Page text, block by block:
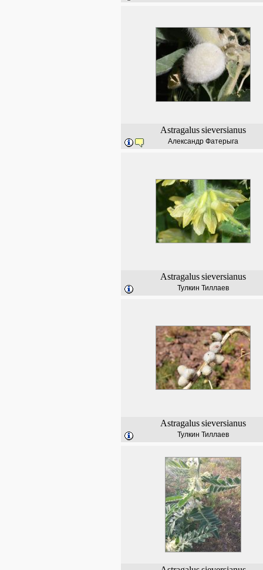
Astragalussieversianus
Александр Фатерыга
Astragalussieversianus
Тулкин Тиллаев
Astragalussieversianus
Тулкин Тиллаев